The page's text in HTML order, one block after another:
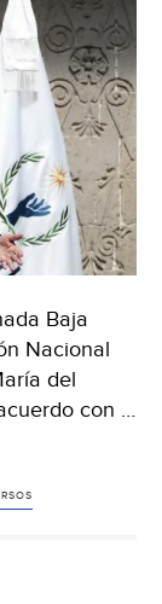
Baja
Nacional
del
con …